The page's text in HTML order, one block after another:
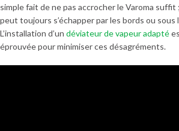
simple fait de ne pas accrocher le Varoma
peut toujours s’échapper par les bords ou sous
L’installation d’un déviateur de vapeur adapté
éprouvée pour minimiser ces désagréments.